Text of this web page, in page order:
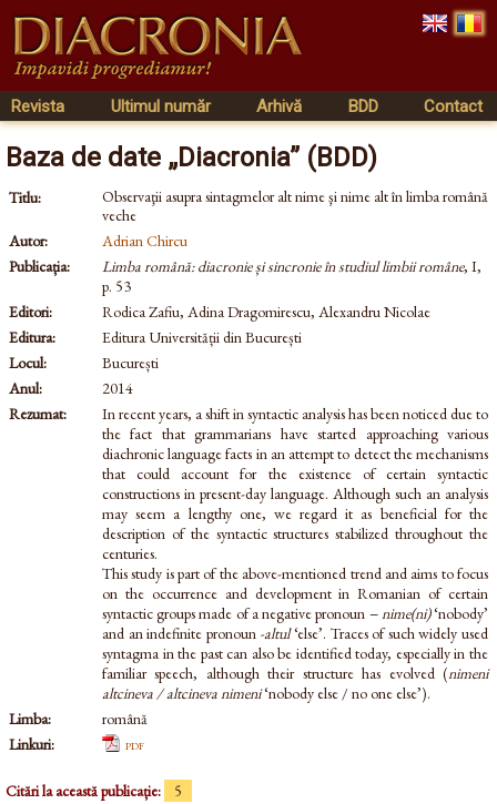
Revista Ultimul număr Arhivă BDD Contact
Baza de date „Diacronia” (BDD)
Titlu:
Observaţii asupra sintagmelor alt nime şi nime alt în limba română
veche
Autor:
Adrian Chircu
Publicația:
Limba română: diacronie și sincronie în studiul limbii române, I,
p. 53
Editori:
Rodica Zafiu, Adina Dragomirescu, Alexandru Nicolae
Editura:
Editura Universității din București
Locul:
București
Anul:
2014
Rezumat:
In recent years, a shift in syntactic analysis has been noticed due to
the fact that grammarians have started approaching various
diachronic language facts in an attempt to detect the mechanisms
that could account for the existence of certain syntactic
constructions in present-day language. Although such an analysis
may seem a lengthy one, we regard it as beneficial for the
description of the syntactic structures stabilized throughout the
centuries.
This study is part of the above-mentioned trend and aims to focus
on the occurrence and development in Romanian of certain
syntactic groups made of a negative pronoun −nime(ni)‘nobody’
and an indefinite pronoun -altul‘else’. Traces of such widely used
syntagma in the past can also be identified today, especially in the
familiar speech, although their structure has evolved (nimeni
altcineva / altcineva nimeni‘nobody else / no one else’).
Limba:
română
Linkuri:
pdf
Citări la această publicație: 5